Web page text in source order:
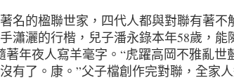
的楹聯世家，四代人都與對聯有著不
瀟灑的行楷，兒子潘永錄本年58歲，能
著年夜人寫羊毫字。“虎躍高岡不雅亂世
有了。康。”父子檔創作完對聯，全家